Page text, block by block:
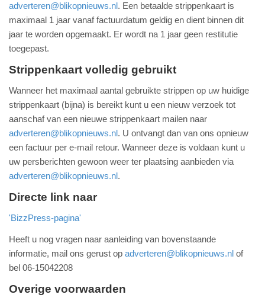
adverteren@blikopnieuws.nl. Een betaalde strippenkaart is
maximaal 1 jaar vanaf factuurdatum geldig en dient binnen dit
jaar te worden opgemaakt. Er wordt na 1 jaar geen restitutie
toegepast.
Strippenkaart volledig gebruikt
Wanneer het maximaal aantal gebruikte strippen op uw huidige
strippenkaart (bijna) is bereikt kunt u een nieuw verzoek tot
aanschaf van een nieuwe strippenkaart mailen naar
adverteren@blikopnieuws.nl. U ontvangt dan van ons opnieuw
een factuur per e-mail retour. Wanneer deze is voldaan kunt u
uw persberichten gewoon weer ter plaatsing aanbieden via
adverteren@blikopnieuws.nl.
Directe link naar
'BizzPress-pagina'
Heeft u nog vragen naar aanleiding van bovenstaande
informatie, mail ons gerust op adverteren@blikopnieuws.nl of
bel 06-15042208
Overige voorwaarden